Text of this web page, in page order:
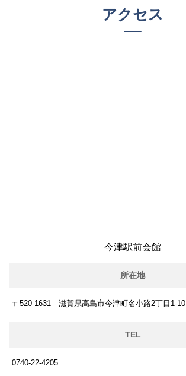
アクセス
今津駅前会館
所在地
〒520-1631 滋賀県高島市今津町名小路2丁目1-10
TEL
0740-22-4205